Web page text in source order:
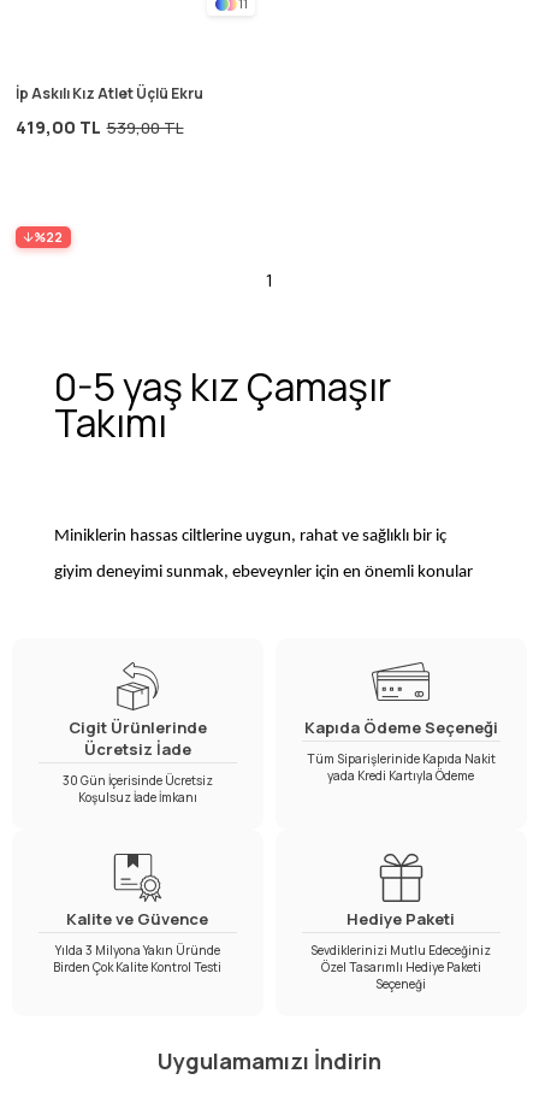
11
İp Askılı Kız Atlet Üçlü Ekru
419,00 TL 539,00 TL
%22
1
0-5 yaş kız Çamaşır
Takımı
Miniklerin hassas ciltlerine uygun, rahat ve sağlıklı bir iç
giyim deneyimi sunmak, ebeveynler için en önemli konular
tasarlanmış konforlu ve kaliteli iç giyim ürünleriyle dikkat
çekiyor. Cigit’in bu kategoride sunduğu iç giyim ürünleri
yumuşacık dokuları, nefes alabilir kumaşları ve hareket
özgürlüğü sağlayan tasarımlarıyla çocukların gün boyu rahat
Kız Çocukları İçin Konforlu ve Dayanıklı İç
Giyim
ürünleri rahatlığın ötesinde cilt sağlığını da desteklemelidir.
Cigit Ürünlerinde
Ücretsiz İade
30 Gün İçerisinde Ücretsiz
Koşulsuz İade İmkanı
Kapıda Ödeme Seçeneği
Tüm Siparişlerinide Kapıda Nakit
yada Kredi Kartıyla Ödeme
Kalite ve Güvence
Yılda 3 Milyona Yakın Üründe
Birden Çok Kalite Kontrol Testi
Hediye Paketi
Sevdiklerinizi Mutlu Edeceğiniz
Özel Tasarımlı Hediye Paketi
Seçeneği
Uygulamamızı İndirin